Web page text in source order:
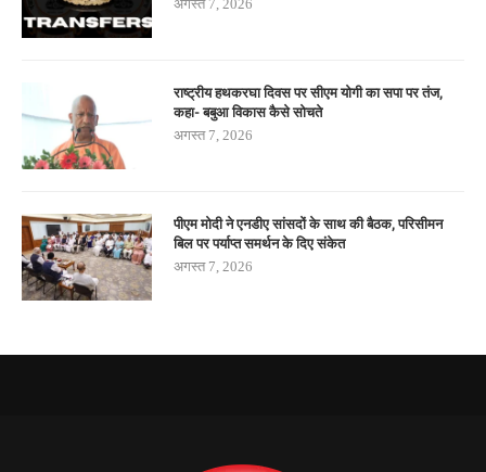
अगस्त 7, 2026
राष्ट्रीय हथकरघा दिवस पर सीएम योगी का सपा पर तंज,
कहा- बबुआ विकास कैसे सोचते
अगस्त 7, 2026
पीएम मोदी ने एनडीए सांसदों के साथ की बैठक, परिसीमन
बिल पर पर्याप्त समर्थन के दिए संकेत
अगस्त 7, 2026